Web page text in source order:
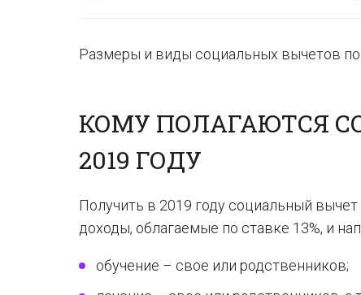
Размеры и виды социальных вычетов
КОМУ ПОЛАГАЮТСЯ
2019 ГОДУ
Получить в 2019 году социальный
доходы, облагаемые по ставке 13%, и
обучение – свое или родственников;